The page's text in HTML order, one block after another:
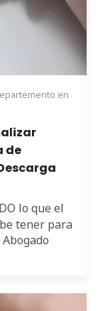
en
de
lo que el
tener para